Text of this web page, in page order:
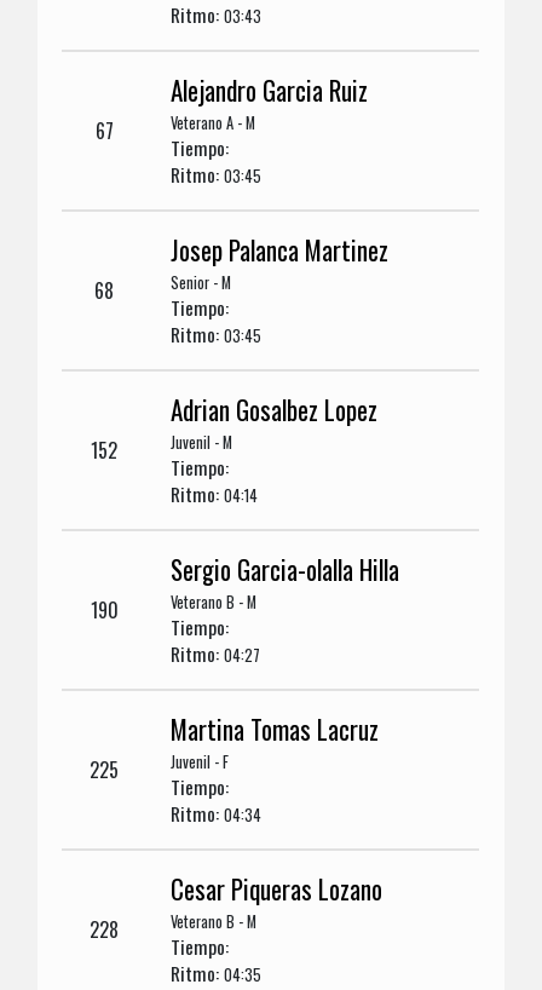
Ritmo:03:43
67
Alejandro Garcia Ruiz
Veterano A - M
Tiempo:
Ritmo:03:45
68
Josep Palanca Martinez
Senior - M
Tiempo:
Ritmo:03:45
152
Adrian Gosalbez Lopez
Juvenil - M
Tiempo:
Ritmo:04:14
190
Sergio Garcia-olalla Hilla
Veterano B - M
Tiempo:
Ritmo:04:27
225
Martina Tomas Lacruz
Juvenil - F
Tiempo:
Ritmo:04:34
228
Cesar Piqueras Lozano
Veterano B - M
Tiempo:
Ritmo:04:35